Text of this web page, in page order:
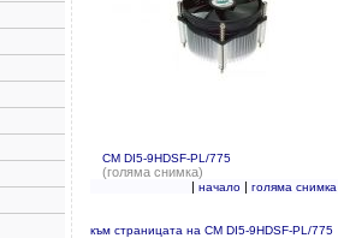
CM DI5-9HDSF-PL/775
(голяма снимка)
| начало| голяма снимка
към страницата на CM DI5-9HDSF-PL/775